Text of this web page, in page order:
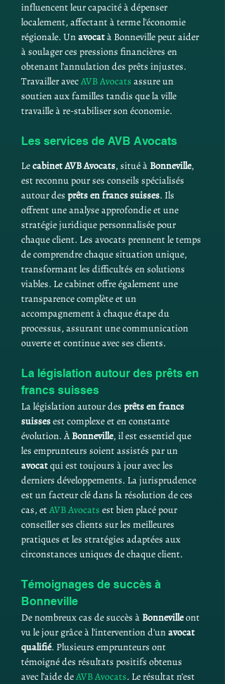
influencent leur capacité à dépenser
localement, affectant à terme l'économie
régionale. Un avocat à Bonneville peut aider
à soulager ces pressions financières en
obtenant l’annulation des prêts injustes.
Travailler avec AVB Avocats assure un
soutien aux familles tandis que la ville
travaille à re-stabiliser son économie.
Les services de AVB Avocats
Le cabinet AVB Avocats, situé à Bonneville,
est reconnu pour ses conseils spécialisés
autour des prêts en francs suisses. Ils
offrent une analyse approfondie et une
stratégie juridique personnalisée pour
chaque client. Les avocats prennent le temps
de comprendre chaque situation unique,
transformant les difficultés en solutions
viables. Le cabinet offre également une
transparence complète et un
accompagnement à chaque étape du
processus, assurant une communication
ouverte et continue avec ses clients.
La législation autour des prêts en
francs suisses
La législation autour des prêts en francs
suisses est complexe et en constante
évolution. À Bonneville, il est essentiel que
les emprunteurs soient assistés par un
avocat qui est toujours à jour avec les
derniers développements. La jurisprudence
est un facteur clé dans la résolution de ces
cas, et AVB Avocats est bien placé pour
conseiller ses clients sur les meilleures
pratiques et les stratégies adaptées aux
circonstances uniques de chaque client.
Témoignages de succès à
Bonneville
De nombreux cas de succès à Bonneville ont
vu le jour grâce à l'intervention d'un avocat
qualifié. Plusieurs emprunteurs ont
témoigné des résultats positifs obtenus
avec l’aide de AVB Avocats. Le résultat n’est